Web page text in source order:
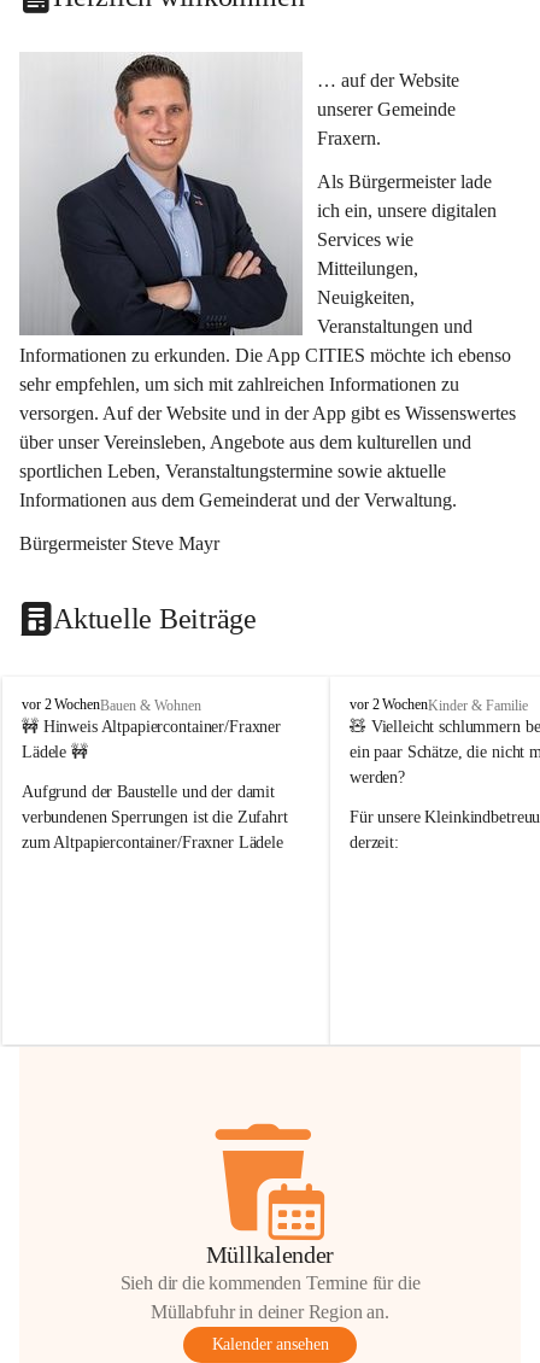
… auf der Website
unserer Gemeinde
Fraxern.
Als Bürgermeister lade
ich ein, unsere digitalen
Services wie
Mitteilungen,
Neuigkeiten,
Veranstaltungen und
Informationen zu erkunden. Die App CITIES möchte ich ebenso
sehr empfehlen, um sich mit zahlreichen Informationen zu
versorgen. Auf der Website und in der App gibt es Wissenswertes
über unser Vereinsleben, Angebote aus dem kulturellen und
sportlichen Leben, Veranstaltungstermine sowie aktuelle
Informationen aus dem Gemeinderat und der Verwaltung.
Bürgermeister Steve Mayr
Aktuelle Beiträge
F
r
a
e
r
n
vor 2 WochenBauen & Wohnen
🚧 Hinweis Altpapiercontainer/Fraxner
Lädele 🚧
Aufgrund der Baustelle und der damit
verbundenen Sperrungen ist die Zufahrt
zum Altpapiercontainer/Fraxner Lädele
Hilfsbereitschaft!
F
r
a
x
r
n
vor 2 WochenKinder & Familie
🧸 Vielleicht schlummern
ein paar Schätze, die nicht
werden?
Für unsere
derzeit:
Müllkalender
Sieh dir die kommenden Termine für die
Müllabfuhr in deiner Region an.
Kalender ansehen